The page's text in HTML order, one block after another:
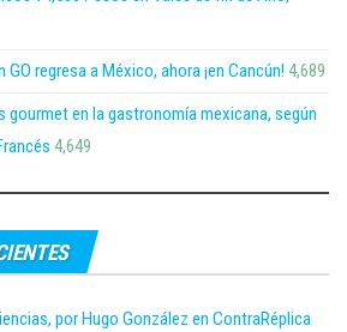
regresa a México, ahora ¡en Cancún! 4,689
gourmet en la gastronomía mexicana, según
4,649
por Hugo González en ContraRéplica